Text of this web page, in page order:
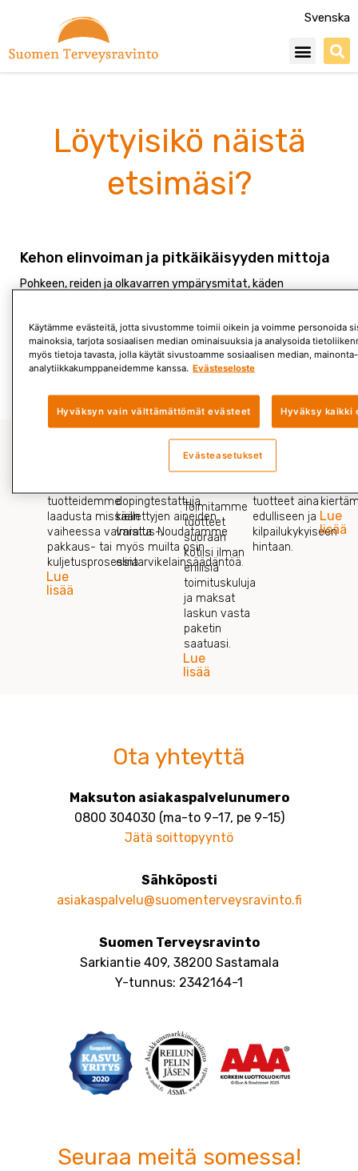
Svenska
Menu
Löytyisikö näistä
etsimäsi?
Kehon elinvoiman ja pitkäikäisyyden mittoja
Pohkeen, reiden ja olkavarren ympärysmitat, käden
arvo voi olla parempi kuin tavallisempien markkereiden.
Lue lisää »
tuotteidemme
laadusta missään
vaiheessa valmistus-,
pakkaus- tai
kuljetusprosessia.
Lue
lisää
Tuoteturvallisuus
dopingtestattuja
kiellettyjen aineiden
varalta. Noudatamme
myös muilta osin
elintarvikelainsäädäntöä.
Vaivaton
Toimitamme
tuotteet
suoraan
kotiisi ilman
erillisiä
toimituskuluja
ja maksat
laskun vasta
paketin
saatuasi.
Lue
lisää
Edullisuus
tuotteet aina
edulliseen ja
kilpailukykyiseen
hintaan.
Lue
lisää
Ota yhteyttä
Maksuton asiakaspalvelunumero
0800 304030 (ma-to 9–17, pe 9-15)
Jätä soittopyyntö
Sähköposti
asiakaspalvelu@suomenterveysravinto.fi
Suomen Terveysravinto
Sarkiantie 409, 38200 Sastamala
Y-tunnus: 2342164-1
Seuraa meitä somessa!
Käytämme evästeitä, jotta sivustomme toimii oikein ja voimme personoida
mainoksia, tarjota sosiaalisen median ominaisuuksia ja analysoida
myös tietoja tavasta, jolla käytät sivustoamme sosiaalisen median,
analytiikkakumppaneidemme kanssa. Evästeseloste
Hyväksyn vain välttämättömät evästeet Hyväksy kaikki
Evästeasetukset